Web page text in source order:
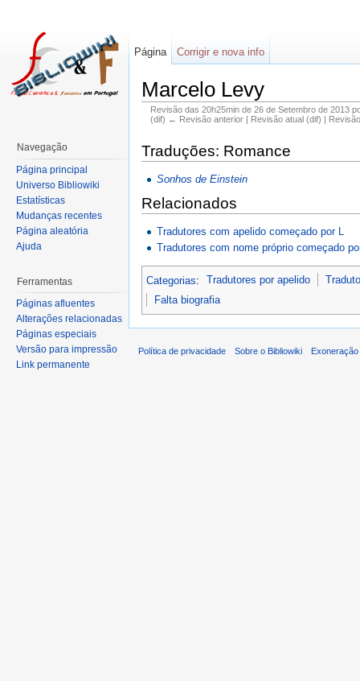
Marcelo Levy
Revisão das 20h25min de 26 de Setembro de 2013
(dif) ← Revisão anterior | Revisão atual (dif) |
Traduções: Romance
Sonhos de Einstein
Relacionados
Tradutores com apelido começado por L
Tradutores com nome próprio começado
Categorias: Tradutores por apelido
Falta biografia
Página Corrigir e nova info
Navegação
Página principal
Universo Bibliowiki
Estatísticas
Mudanças recentes
Página aleatória
Ajuda
Ferramentas
Páginas afluentes
Alterações relacionadas
Páginas especiais
Versão para impressão
Link permanente
Política de privacidade Sobre o Bibliowiki